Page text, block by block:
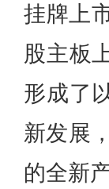
挂牌上
股主板
形成了
新发展
的全新